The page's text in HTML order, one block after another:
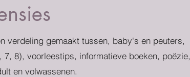
verdeling gemaakt tussen, baby's en peuters,
8), voorleestips, informatieve boeken, poëzie,
en volwassenen.